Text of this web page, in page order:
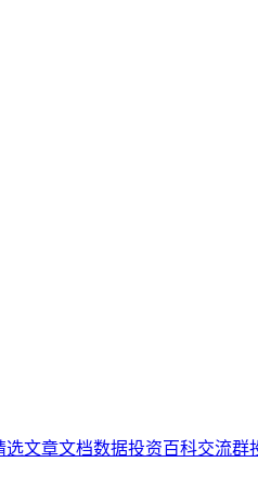
选文章文档数据投资百科交流群